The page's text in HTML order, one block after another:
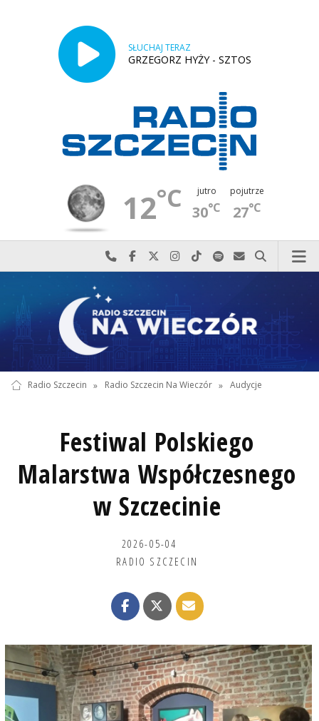
SŁUCHAJ TERAZ
GRZEGORZ HYŻY - SZTOS
12°C jutro
30°C
pojutrze
27°C
Najlepiej po prostu do nas zadzwoń
Odwiedź nas na Facebook-u
Odwiedź nas na X
Odwiedź nas na Instagram-ie
Odwiedź nas na TikTok-u
Szukaj nas na Spotify
Wyślij do nas
Szukaj
Radio Szczecin » Radio Szczecin Na Wieczór » Audycje
Festiwal Polskiego
Malarstwa Współczesnego
w Szczecinie
2026-05-04
RADIO SZCZECIN